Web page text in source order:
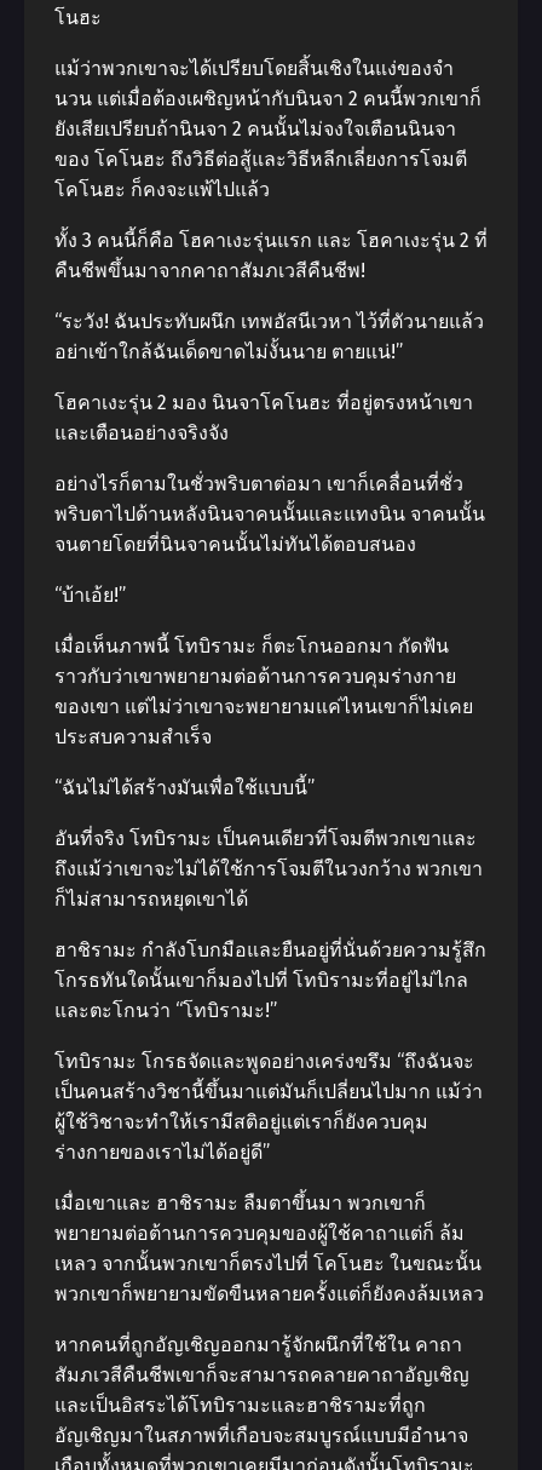
โนฮะ
แม้ว่าพวกเขาจะได้เปรียบโดยสิ้นเชิงในแง่ของจํา
นวน แต่เมื่อต้องเผชิญหน้ากับนินจา 2 คนนี้พวกเขาก็
ยังเสียเปรียบถ้านินจา 2 คนนั้นไม่จงใจเตือนนินจา
ของ โคโนฮะ ถึงวิธีต่อสู้และวิธีหลีกเลี่ยงการโจมตี
โคโนฮะ ก็คงจะแพ้ไปแล้ว
ทั้ง 3 คนนี้ก็คือ โฮคาเงะรุ่นแรก และ โฮคาเงะรุ่น 2 ที่
คืนชีพขึ้นมาจากคาถาสัมภเวสีคืนชีพ!
“ระวัง! ฉันประทับผนึก เทพอัสนีเวหา ไว้ที่ตัวนายแล้ว
อย่าเข้าใกล้ฉันเด็ดขาดไม่งั้นนาย ตายแน่!”
โฮคาเงะรุ่น 2 มอง นินจาโคโนฮะ ที่อยู่ตรงหน้าเขา
และเตือนอย่างจริงจัง
อย่างไรก็ตามในชั่วพริบตาต่อมา เขาก็เคลื่อนที่ชั่ว
พริบตาไปด้านหลังนินจาคนนั้นและแทงนิน จาคนนั้น
จนตายโดยที่นินจาคนนั้นไม่ทันได้ตอบสนอง
“บ้าเอ้ย!”
เมื่อเห็นภาพนี้ โทบิรามะ ก็ตะโกนออกมา กัดฟัน
ราวกับว่าเขาพยายามต่อต้านการควบคุมร่างกาย
ของเขา แต่ไม่ว่าเขาจะพยายามแค่ไหนเขาก็ไม่เคย
ประสบความสําเร็จ
“ฉันไม่ได้สร้างมันเพื่อใช้แบบนี้”
อันที่จริง โทบิรามะ เป็นคนเดียวที่โจมตีพวกเขาและ
ถึงแม้ว่าเขาจะไม่ได้ใช้การโจมตีในวงกว้าง พวกเขา
ก็ไม่สามารถหยุดเขาได้
ฮาชิรามะ กําลังโบกมือและยืนอยู่ที่นั่นด้วยความรู้สึก
โกรธทันใดนั้นเขาก็มองไปที่ โทบิรามะที่อยู่ไม่ไกล
และตะโกนว่า “โทบิรามะ!”
โทบิรามะ โกรธจัดและพูดอย่างเคร่งขรึม “ถึงฉันจะ
เป็นคนสร้างวิชานี้ขึ้นมาแต่มันก็เปลี่ยนไปมาก แม้ว่า
ผู้ใช้วิชาจะทําให้เรามีสติอยู่แต่เราก็ยังควบคุม
ร่างกายของเราไม่ได้อยู่ดี”
เมื่อเขาและ ฮาชิรามะ ลืมตาขึ้นมา พวกเขาก็
พยายามต่อต้านการควบคุมของผู้ใช้คาถาแต่ก็ ล้ม
เหลว จากนั้นพวกเขาก็ตรงไปที่ โคโนฮะ ในขณะนั้น
พวกเขาก็พยายามขัดขืนหลายครั้งแต่ก็ยังคงล้มเหลว
หากคนที่ถูกอัญเชิญออกมารู้จักผนึกที่ใช้ใน คาถา
สัมภเวสีคืนชีพเขาก็จะสามารถคลายคาถาอัญเชิญ
และเป็นอิสระได้โทบิรามะและฮาชิรามะที่ถูก
อัญเชิญมาในสภาพที่เกือบจะสมบูรณ์แบบมีอํานาจ